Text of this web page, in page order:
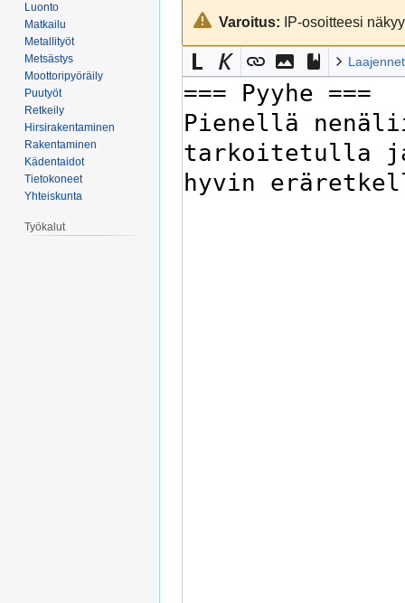
Siirry
navigaatioon
Siirry
hakuunVaroitus: IP-osoitteesi
Luonto
Matkailu
Metallityöt
Metsästys
Moottoripyöräily
Puutyöt
Retkeily
Hirsirakentaminen
Rakentaminen
Kädentaidot
Tietokoneet
Yhteiskunta
Työkalut